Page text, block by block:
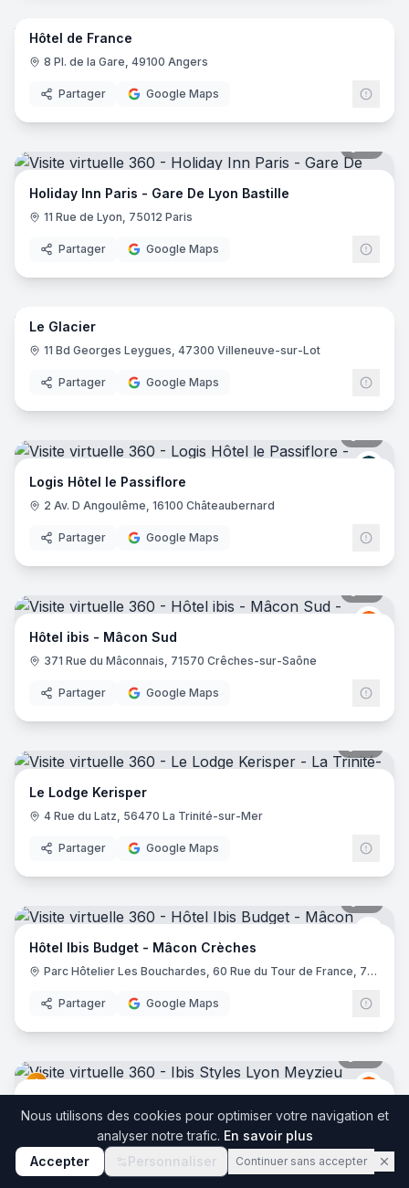
Hôtel de France
8 Pl. de la Gare, 49100 Angers
Partager Google Maps
Holiday Inn Paris - Gare De Lyon Bastille
11 Rue de Lyon, 75012 Paris
Partager Google Maps
24
Le Glacier
11 Bd Georges Leygues, 47300 Villeneuve-sur-Lot
Partager Google Maps
Logis Hôtel le Passiflore
2 Av. D Angoulême, 16100 Châteaubernard
Partager Google Maps
Ibis
Hôtel ibis - Mâcon Sud
371 Rue du Mâconnais, 71570 Crêches-sur-Saône
Partager Google Maps
Le Lodge Kerisper
4 Rue du Latz, 56470 La Trinité-sur-Mer
Partager Google Maps
Ibis
Hôtel Ibis Budget - Mâcon Crèches
Parc Hôtelier Les Bouchardes, 60 Rue du Tour de France, 71570 Chaintré
Partager Google Maps
Ibis
2 Bis Rue du 24 Avril 1915, 69330 Meyzieu
Partager Google Maps
Nous utilisons des cookies pour optimiser votre navigation et
analyser notre trafic. En savoir plus
Accepter
Personnaliser Continuer sans accepter